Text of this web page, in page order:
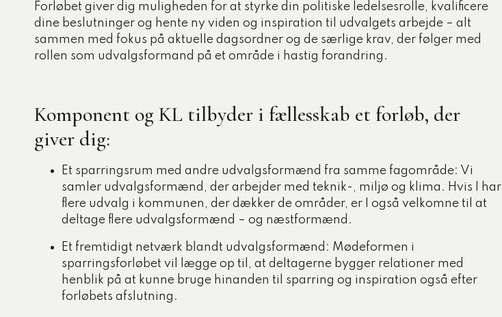
Forløbet giver dig muligheden for at styrke din politiske ledelsesrolle, kvalificere
dine beslutninger og hente ny viden og inspiration til udvalgets arbejde – alt
sammen med fokus på aktuelle dagsordner og de særlige krav, der følger med
rollen som udvalgsformand på et område i hastig forandring.
Komponent og KL tilbyder i fællesskab et forløb, der
giver dig:
Et sparringsrum med andre udvalgsformænd fra samme fagområde: Vi
samler udvalgsformænd, der arbejder med teknik-, miljø og klima. Hvis I har
flere udvalg i kommunen, der dækker de områder, er I også velkomne til at
deltage flere udvalgsformænd – og næstformænd.
Et fremtidigt netværk blandt udvalgsformænd: Mødeformen i
sparringsforløbet vil lægge op til, at deltagerne bygger relationer med
henblik på at kunne bruge hinanden til sparring og inspiration også efter
forløbets afslutning.